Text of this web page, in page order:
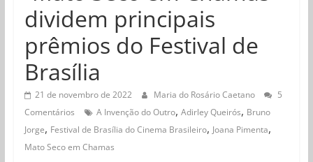
dividem principais
prêmios do Festival de
Brasília
21 de novembro de 2022 Maria do Rosário Caetano
5
Comentários
A Invenção do Outro, Adirley Queirós, Bruno
Jorge, Festival de Brasília do Cinema Brasileiro, Joana Pimenta,
Mato Seco em Chamas